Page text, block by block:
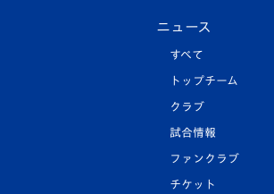
ニュース
すべて
トップチーム
クラブ
試合情報
ファンクラブ
チケット